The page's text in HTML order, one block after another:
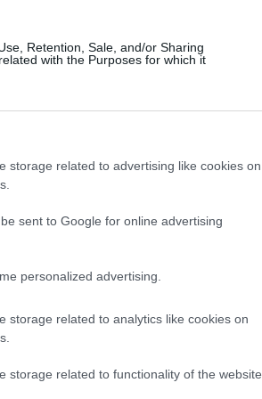
Retention, Sale, and/or Sharing
with the Purposes for which it
storage related to advertising like cookies on
sent to Google for online advertising
personalized advertising.
storage related to analytics like cookies on
storage related to functionality of the website
közleményükben.
akkor 15 százalékkal
Google Hírek oldalán!